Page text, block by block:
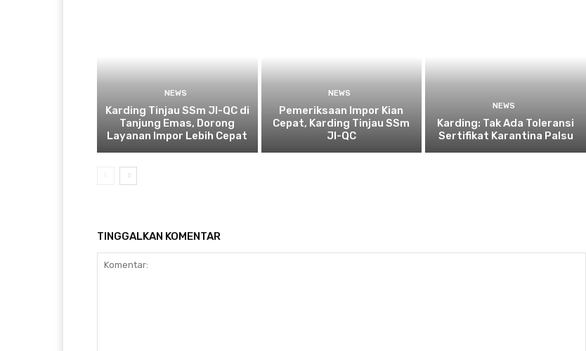
NEWS
Karding Tinjau SSm JI-QC di
Tanjung Emas, Dorong
Layanan Impor Lebih Cepat
NEWS
Pemeriksaan Impor Kian
Cepat, Karding Tinjau SSm
JI-QC
NEWS
Karding: Tak Ada Toleransi
Sertifikat Karantina Palsu
TINGGALKAN KOMENTAR